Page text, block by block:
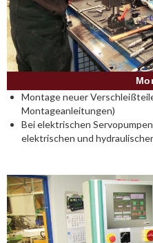
Montage neuer
Montageanleitungen)
Bei elektrischen
elektrischen und